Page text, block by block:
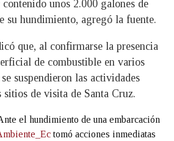
unos 2.000 galones de
su hundimiento, agregó la fuente.
que, al confirmarse la presencia
de combustible en varios
suspendieron las actividades
sitios de visita de Santa Cruz.
el hundimiento de una embarcación
tomó acciones inmediatas